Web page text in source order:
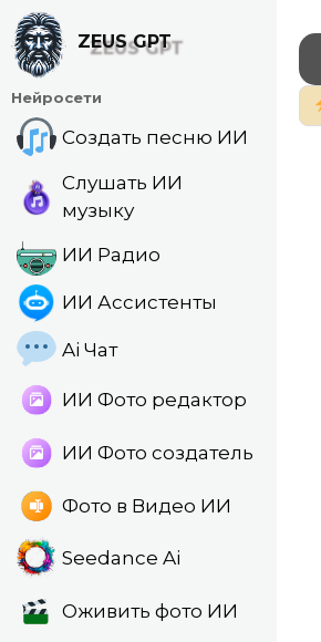
Перейти
содержанию
ZEUS GPT
Нейросети
Создать песню ИИ
Слушать ИИ
музыку
ИИ Радио
ИИ Ассистенты
Ai Чат
ИИ Фото редактор
ИИ Фото создатель
Фото в Видео ИИ
Seedance Ai
Оживить фото ИИ